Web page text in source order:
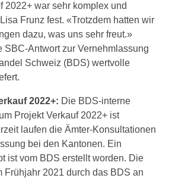
2022+ war sehr komplex und
Frunz fest. «Trotzdem hatten wir
dazu, was uns sehr freut.»
SBC-Antwort zur Vernehmlassung
Schweiz (BDS) wertvolle
2022+: Die BDS-interne
Projekt Verkauf 2022+ ist
laufen die Ämter-Konsultationen
bei den Kantonen. Ein
ist vom BDS erstellt worden. Die
Frühjahr 2021 durch das BDS an